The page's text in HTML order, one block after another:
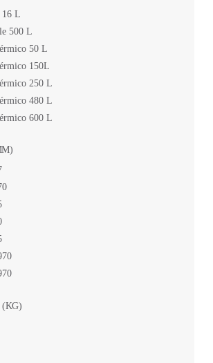
16 L
500 L
50 L
150L
250 L
480 L
600 L